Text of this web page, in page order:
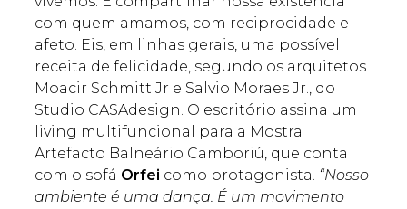
com quem amamos, com reciprocidade e
afeto. Eis, em linhas gerais, uma possível
receita de felicidade, segundo os arquitetos
Moacir Schmitt Jr e Salvio Moraes Jr., do
Studio CASAdesign. O escritório assina um
living multifuncional para a Mostra
Artefacto Balneário Camboriú, que conta
com o sofá Orfei como protagonista. “Nosso
ambiente é uma dança. É um movimento